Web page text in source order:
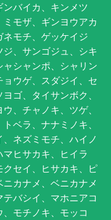
バイカ、キンメツ
モザ、ギンヨウアカ
モチ、ゲッケイジ
、サンゴジュ、シキ
シャンポ、シャリン
ウゲ、スダジイ、セ
ゴ、タイサンボク、
、チャノキ、ツゲ、
ベラ、ナナミノキ、
ネズミモチ、ハイノ
ヒサカキ、ヒイラ
セイ、ヒサカキ、ピ
カナメ、ベニカナメ
バシイ、マホニアコ
モチノキ、モッコ